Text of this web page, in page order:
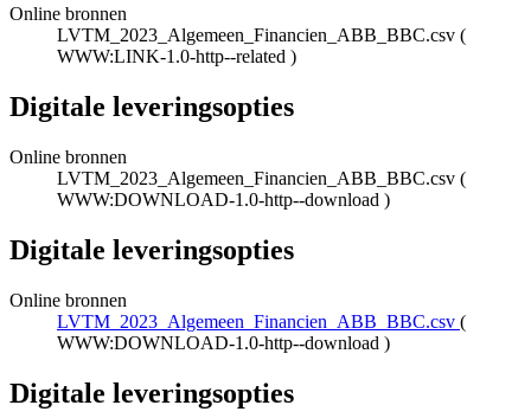
Online bronnen
LVTM_2023_Algemeen_Financien_ABB_BBC.csv (
WWW:LINK-1.0-http--related )
Digitale leveringsopties
Online bronnen
LVTM_2023_Algemeen_Financien_ABB_BBC.csv (
WWW:DOWNLOAD-1.0-http--download )
Digitale leveringsopties
Online bronnen
LVTM_2023_Algemeen_Financien_ABB_BBC.csv (
WWW:DOWNLOAD-1.0-http--download )
Digitale leveringsopties